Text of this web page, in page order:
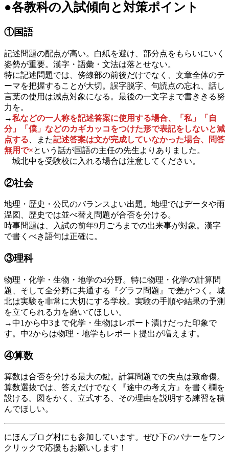
●各教科の入試傾向と対策ポイント
①国語
記述問題の配点が高い。白紙を避け、部分点をもらいにいく
姿勢が重要。漢字・語彙・文法は落とせない。
特に記述問題では、傍線部の前後だけでなく、文章全体のテ
ーマを把握することが大切。誤字脱字、句読点の忘れ、話し
言葉の使用は減点対象になる。最後の一文字まで書ききる努
力を。
→私などの一人称を記述答案に使用する場合、「私」「自
分」「僕」などのカギカッコをつけた形で表記をしないと減
点する 、また記述答案は文が完成していなかった場合、問答
無用で×という話が国語の主任の先生よりありました。
城北中を受験校に入れる場合は注意してください。
②社会
地理・歴史・公民のバランスよい出題。地理ではデータや雨
温図、歴史では並べ替え問題が合否を分ける。
時事問題は、入試の前年9月ごろまでの出来事が対象。漢字
で書くべき語句は正確に。
③理科
物理・化学・生物・地学の4分野。特に物理・化学の計算問
題、そして全分野に共通する『グラフ問題』で差がつく。城
北は実験を非常に大切にする学校。実験の手順や結果の予測
を立てられる力を磨いてほしい。
→中1から中3まで化学・生物はレポート漬けだった印象で
す。中2からは物理・地学もレポート提出が増えます。
④算数
算数は合否を分ける最大の鍵。計算問題での失点は致命傷。
算数選抜では、答えだけでなく『途中の考え方』を書く欄を
設ける。図をかく、立式する、その理由を説明する練習を積
んでほしい。
にほんブログ村にも参加しています。ぜひ下のバナーをワン
クリックで応援もお願いします！